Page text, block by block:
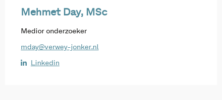
Mehmet Day, MSc
Medior onderzoeker
mday@verwey-jonker.nl
Linkedin